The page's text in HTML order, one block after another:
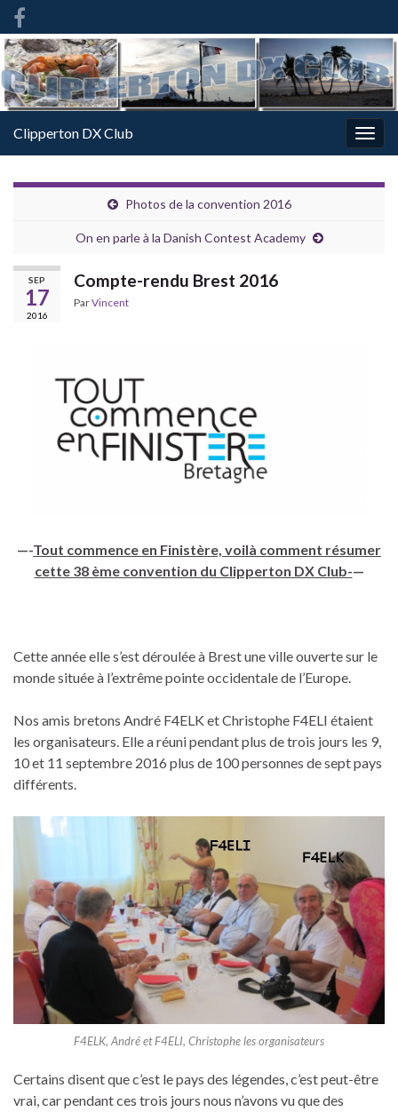
Clipperton DX Club
Photos de la convention 2016
On en parle à la Danish Contest Academy
SEP
17
2016
Compte-rendu Brest 2016
ParVincent
—-Tout commence en Finistère, voilà comment résumer
cette 38 ème convention du Clipperton DX Club-—
Cette année elle s’est déroulée à Brest une ville ouverte sur le
monde située à l’extrême pointe occidentale de l’Europe.
Nos amis bretons André F4ELK et Christophe F4ELI étaient
les organisateurs. Elle a réuni pendant plus de trois jours les 9,
10 et 11 septembre 2016 plus de 100 personnes de sept pays
différents.
F4ELK, André et F4ELI, Christophe les organisateurs
Certains disent que c’est le pays des légendes, c’est peut-être
vrai, car pendant ces trois jours nous n’avons vu que des